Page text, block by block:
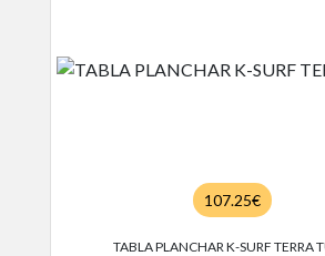
107.25€
TABLA PLANCHAR K-SURF TERRA